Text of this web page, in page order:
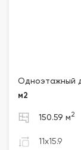
Одноэтажный
м2
150.59 м 2
11x15.9